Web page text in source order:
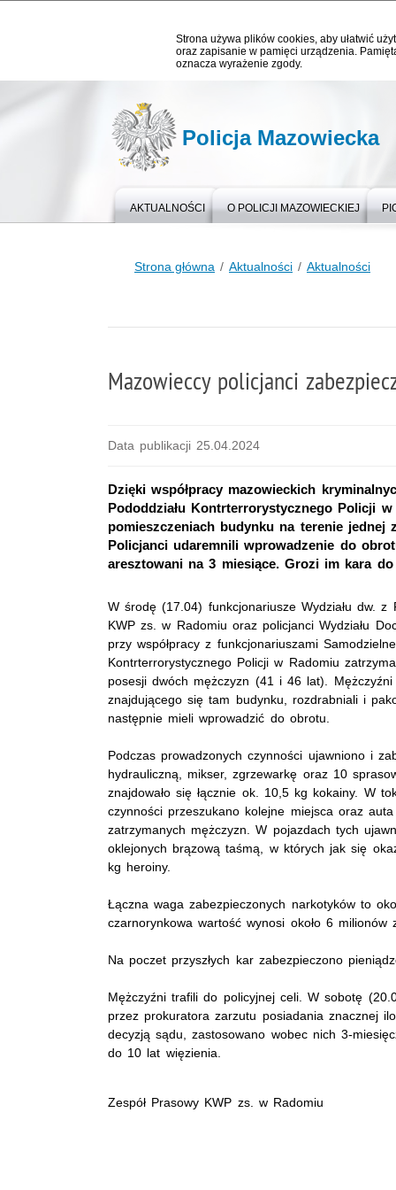
Strona używa plików cookies, aby ułatwić
oraz zapisanie w pamięci urządzenia.
oznacza wyrażenie zgody.
Policja Mazowiecka
AKTUALNOŚCI O POLICJI MAZOWIECKIEJ
Strona główna Aktualności Aktualności
Mazowieccy policjanci
Data publikacji 25.04.2024
Dzięki współpracy mazowieckich
Pododdziału Kontrterrorystycznego Policji
pomieszczeniach budynku na terenie
Policjanci udaremnili wprowadzenie do
aresztowani na 3 miesiące. Grozi im kara
W środę (17.04) funkcjonariusze Wydziałudw. z
KWPzs. w Radomiu oraz policjanci Wydziału
przy współpracy z funkcjonariuszami
Kontrterrorystycznego Policji w Radomiu
posesji dwóch mężczyzn (41 i 46 lat).
znajdującego się tam budynku, rozdrabniali i
następnie mieli wprowadzić do obrotu.
Podczas prowadzonych czynności ujawniono i
hydrauliczną, mikser, zgrzewarkę oraz 10
znajdowało się łącznie ok. 10,5 kg kokainy. W
czynności przeszukano kolejne miejsca oraz
zatrzymanych mężczyzn. W pojazdach tych
oklejonych brązową taśmą, w których jak się
kg heroiny.
Łączna waga zabezpieczonych narkotyków to
czarnorynkowa wartość wynosi około 6 milionów
Na poczet przyszłych kar zabezpieczono
Mężczyźni trafili do policyjnej celi. W sobotę
przez prokuratora zarzutu posiadania znacznej
decyzją sądu, zastosowano wobec nich 3-
do 10 lat więzienia.
Zespół Prasowy KWP zs. w Radomiu